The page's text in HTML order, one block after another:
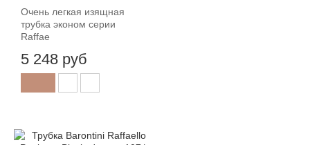
Очень легкая изящная
трубка эконом серии
Raffae
5 248 руб